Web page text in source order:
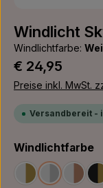
Windlicht
Windlichtfarbe:
Regulärer Preis:
€ 24,95
Preise inkl. MwSt.
Versandbereit -
Windlichtfarbe
Weiß/GoldWeiß/Silber
Weiß/